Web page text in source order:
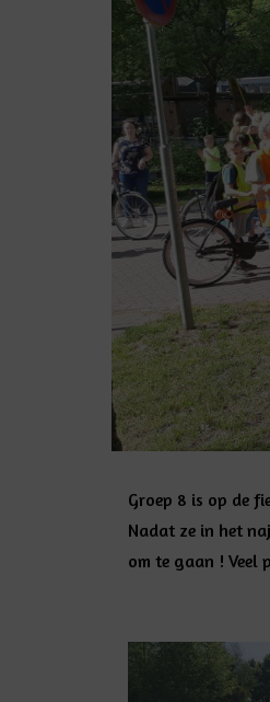
Groep 8 is op de
Nadat ze in het
om te gaan ! Veel